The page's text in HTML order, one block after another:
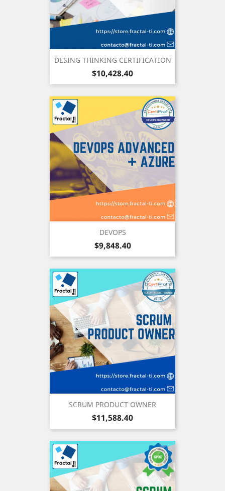
DESING THINKING CERTIFICATION
Precio
$10,428.40
DEVOPS
Precio
$9,848.40
SCRUM PRODUCT OWNER
Precio
$11,588.40